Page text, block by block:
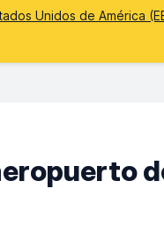
Unidos de América